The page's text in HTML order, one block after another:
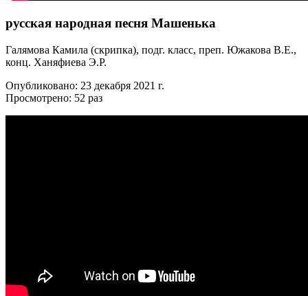
русская народная песня Машенька
Галямова Камила (скрипка), подг. класс, преп. Южакова В.Е.,
конц. Ханяфиева Э.Р.
Опубликовано: 23 декабря 2021 г.
Просмотрено: 52 раз